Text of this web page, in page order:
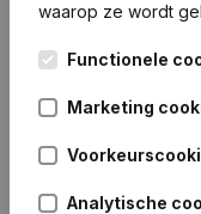
vermogen
Personeel
waarop ze wordt
Functionele
Marketing
Analytische